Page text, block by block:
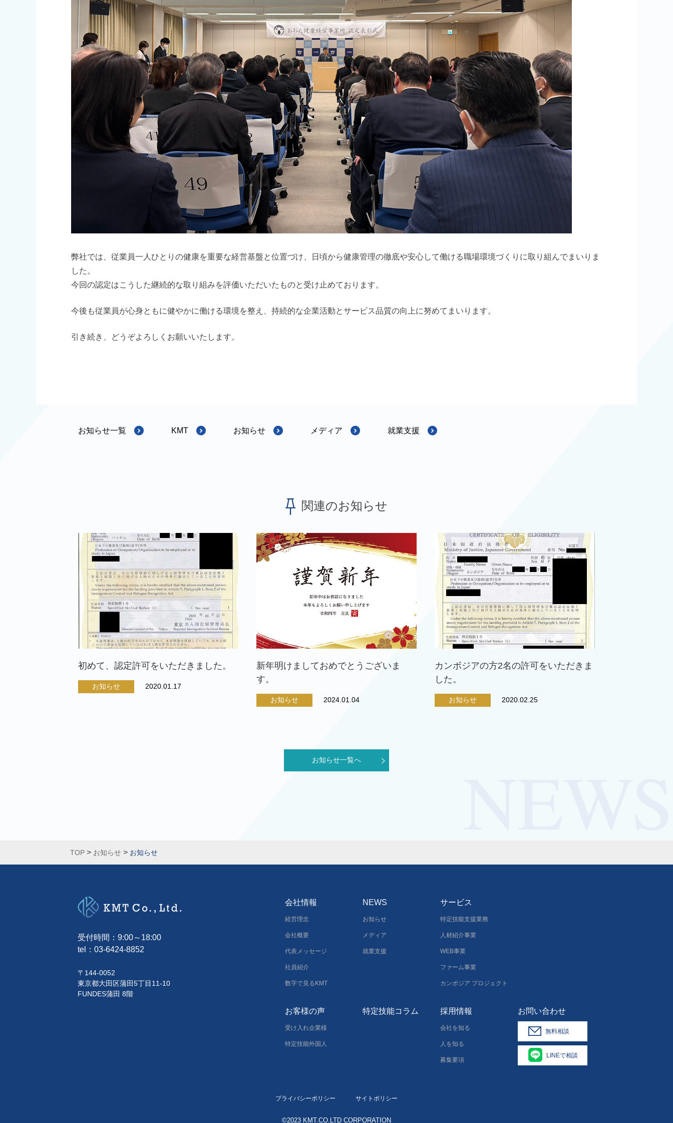
弊社では、従業員一人ひとりの健康を重要な経営基盤と位置づけ、日頃から健康管理の徹底や安心して働ける職場環境づくりに取り組んでまいりま
した。
今回の認定はこうした継続的な取り組みを評価いただいたものと受け止めております。
今後も従業員が心身ともに健やかに働ける環境を整え、持続的な企業活動とサービス品質の向上に努めてまいります。
引き続き、どうぞよろしくお願いいたします。
お知らせ一覧 KMT お知らせ メディア 就業支援
関連のお知らせ
初めて、認定許可をいただきました。
お知らせ 2020.01.17
新年明けましておめでとうございま
す。
お知らせ 2024.01.04
カンボジアの方2名の許可をいただきま
した。
お知らせ 2020.02.25
お知らせ一覧へ
TOP > お知らせ > お知らせ
受付時間：9:00～18:00
tel： 03-6424-8852
〒144-0052
東京都大田区蒲田5丁目11-10
FUNDES蒲田 8階
会社情報
経営理念
会社概要
代表メッセージ
社員紹介
数字で見るKMT
NEWS
お知らせ
メディア
就業支援
サービス
特定技能支援業務
人材紹介事業
WEB事業
ファーム事業
カンボジア プロジェクト
お客様の声
受け入れ企業様
特定技能外国人
特定技能コラム 採用情報
会社を知る
人を知る
募集要項
お問い合わせ
無料相談
LINEで相談
プライバシーポリシー サイトポリシー
©2023 KMT.CO.LTD CORPORATION